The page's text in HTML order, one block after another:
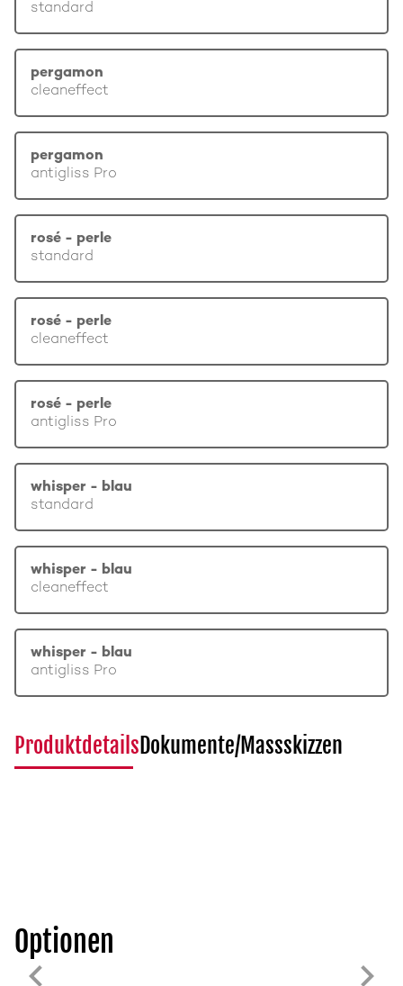
standard
pergamon
cleaneffect
pergamon
antigliss Pro
rosé - perle
standard
rosé - perle
cleaneffect
rosé - perle
antigliss Pro
whisper - blau
standard
whisper - blau
cleaneffect
whisper - blau
antigliss Pro
ProduktdetailsDokumente/Massskizzen
Optionen